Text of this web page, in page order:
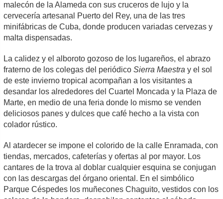
malecón de la Alameda con sus cruceros de lujo y la
cervecería artesanal Puerto del Rey, una de las tres
minifábricas de Cuba, donde producen variadas cervezas y
malta dispensadas.
La calidez y el alboroto gozoso de los lugareños, el abrazo
fraterno de los colegas del periódicoSierra Maestra y el sol
de este invierno tropical acompañan a los visitantes a
desandar los alrededores del Cuartel Moncada y la Plaza de
Marte, en medio de una feria donde lo mismo se venden
deliciosos panes y dulces que café hecho a la vista con
colador rústico.
Al atardecer se impone el colorido de la calle Enramada, con
tiendas, mercados, cafeterías y ofertas al por mayor. Los
cantares de la trova al doblar cualquier esquina se conjugan
con las descargas del órgano oriental. En el simbólico
Parque Céspedes los muñecones Chaguito, vestidos con los